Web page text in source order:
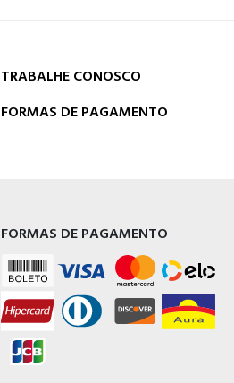
TRABALHE CONOSCO
FORMAS DE PAGAMENTO
FORMAS DE PAGAMENTO